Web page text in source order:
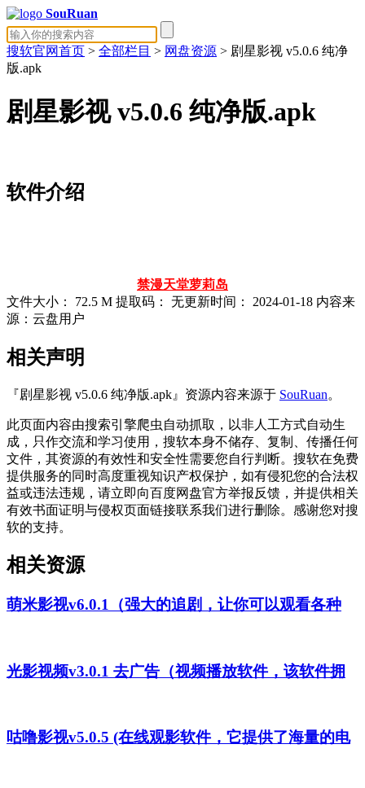
SouRuan
搜软官网首页 > 全部栏目 > 网盘资源 > 剧星影视 v5.0.6 纯净
版.apk
剧星影视 v5.0.6 纯净版.apk
软件介绍
禁漫天堂萝莉岛
文件大小：
72.5 M 提取码： 无更新时间： 2024-01-18 内容来
源：云盘用户
相关声明
『剧星影视 v5.0.6 纯净版.apk』资源内容来源于 SouRuan。
此页面内容由搜索引擎爬虫自动抓取，以非人工方式自动生
成，只作交流和学习使用，搜软本身不储存、复制、传播任何
文件，其资源的有效性和安全性需要您自行判断。搜软在免费
提供服务的同时高度重视知识产权保护，如有侵犯您的合法权
益或违法违规，请立即向百度网盘官方举报反馈，并提供相关
有效书面证明与侵权页面链接联系我们进行删除。感谢您对搜
软的支持。
相关资源
萌米影视v6.0.1（强大的追剧，让你可以观看各种
光影视频v3.0.1 去广告（视频播放软件，该软件拥
咕噜影视v5.0.5 (在线观影软件，它提供了海量的电